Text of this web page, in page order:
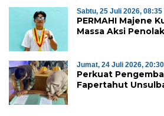
Sabtu, 25 Juli 2026, 08:35
PERMAHI Majene
Massa Aksi
Jumat, 24 Juli 2026,
Perkuat
Fapertahut